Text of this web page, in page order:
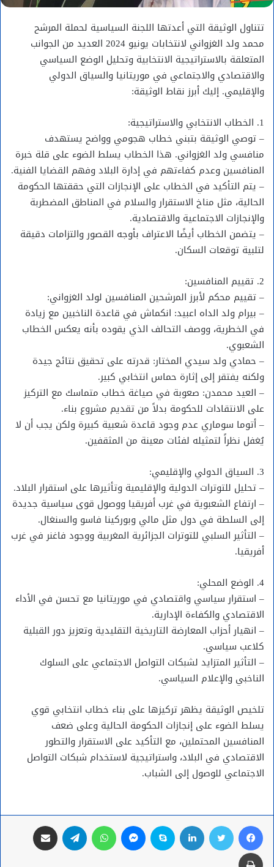
تتناول الوثيقة التي أعدتها اللجنة السياسية لحملة المرشح
محمد ولد الغزواني لانتخابات يونيو 2024 العديد من الجوانب
المتعلقة بالاستراتيجية الانتخابية وتحليل الوضع السياسي
والاقتصادي والاجتماعي في موريتانيا والسياق الدولي
والإقليمي. إليك أبرز نقاط الوثيقة:
1. الخطاب الانتخابي والاستراتيجية:
– توصي الوثيقة بتبني خطاب هجومي وواضح يستهدف
منافسي ولد الغزواني. هذا الخطاب يسلط الضوء على قلة خبرة
المنافسين وعدم كفاءتهم في إدارة البلاد وفهم القضايا الفنية.
– يتم التأكيد في الخطاب على الإنجازات التي حققتها الحكومة
الحالية، مثل مناخ الاستقرار والسلام في المناطق المضطربة
والإنجازات الاجتماعية والاقتصادية.
– يتضمن الخطاب أيضًا الاعتراف بأوجه القصور والتزامات دقيقة
لتلبية توقعات السكان.
2. تقييم المنافسين:
– تقييم محكم لأبرز المرشحين المنافسين لولد الغزواني:
– بيرام ولد الداه اعبيد: انكماش في قاعدة الناخبين مع زيادة
في الخطرية، ووصف التحالف الذي يقوده بأنه يعكس الخطاب
الشعبوي.
– حمادي ولد سيدي المختار: قدرته على تحقيق نتائج جيدة
ولكنه يفتقر إلى إثارة حماس انتخابي كبير.
– العيد محمدن: صعوبة في صياغة خطاب متماسك مع التركيز
على الانتقادات للحكومة بدلاً من تقديم مشروع بناء.
– أتوما سوماري عدم وجود قاعدة شعبية كبيرة ولكن يجب أن لا
يُغفل نظراً لتمثيله لفئات معينة من المثقفين.
3. السياق الدولي والإقليمي:
– تحليل للتوترات الدولية والإقليمية وتأثيرها على استقرار البلاد.
– ارتفاع الشعبوية في غرب أفريقيا ووصول قوى سياسية جديدة
إلى السلطة في دول مثل مالي وبوركينا فاسو والسنغال.
– التأثير السلبي للتوترات الجزائرية المغربية ووجود فاغنر في غرب
أفريقيا.
4. الوضع المحلي:
– استقرار سياسي واقتصادي في موريتانيا مع تحسن في الأداء
الاقتصادي والكفاءة الإدارية.
– انهيار أحزاب المعارضة التاريخية التقليدية وتعزيز دور القبلية
كلاعب سياسي.
– التأثير المتزايد لشبكات التواصل الاجتماعي على السلوك
الناخبي والإعلام السياسي.
تلخيص الوثيقة يظهر تركيزها على بناء خطاب انتخابي قوي
يسلط الضوء على إنجازات الحكومة الحالية وعلى ضعف
المنافسين المحتملين، مع التأكيد على الاستقرار والتطور
الاقتصادي في البلاد، واستراتيجية لاستخدام شبكات التواصل
الاجتماعي للوصول إلى الشباب.
فيسبوك تويتر لينكدإن سكايب ماسنجر واتساب تيلقرام
طباعة